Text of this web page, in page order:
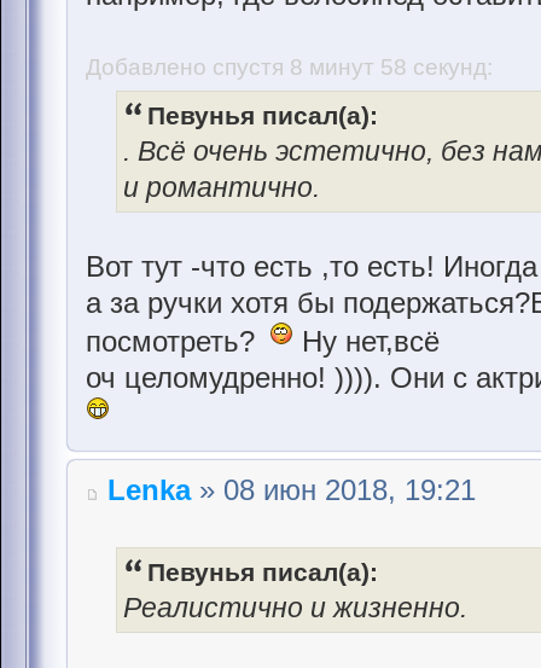
Добавлено спустя 8 минут 58 секунд:
Певунья писал(а):
. Всё очень эстетично, без
и романтично.
Вот тут -что есть ,то есть!
а за ручки хотя бы
посмотреть?
Ну нет,всё
оч целомудренно! )))). Они с
Lenka» 08 июн 2018, 19:21
Певунья писал(а):
Реалистично и жизненно.